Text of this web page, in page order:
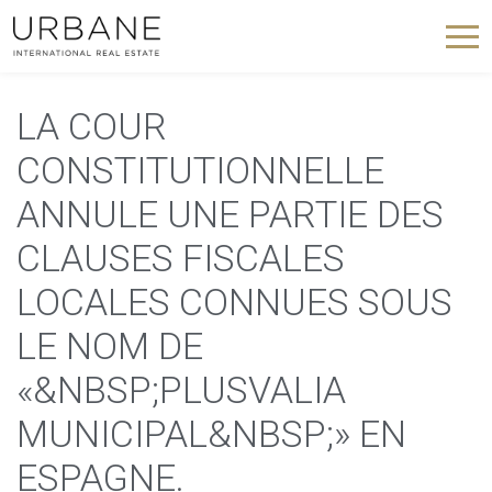
LA COUR
CONSTITUTIONNELLE
ANNULE UNE PARTIE DES
CLAUSES FISCALES
LOCALES CONNUES SOUS
LE NOM DE
«&NBSP;PLUSVALIA
MUNICIPAL&NBSP;» EN
ESPAGNE.